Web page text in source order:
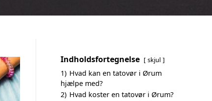
Indholdsfortegnelse skjul
1) Hvad kan en tatovør i Ørum
hjælpe med?
2) Hvad koster en tatovør i Ørum?